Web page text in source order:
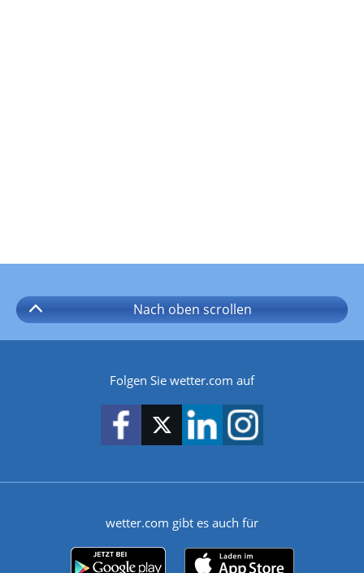
Nach oben scrollen
Folgen Sie wetter.com auf
wetter.com gibt es auch für